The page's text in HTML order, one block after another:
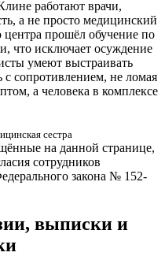
работают врачи,
а не просто медицинский
прошёл обучение по
что исключает осуждение
умеют выстраивать
с сопротивлением, не ломая
а человека в комплексе
сестра
на данной странице,
сотрудников
закона № 152-
выписки и